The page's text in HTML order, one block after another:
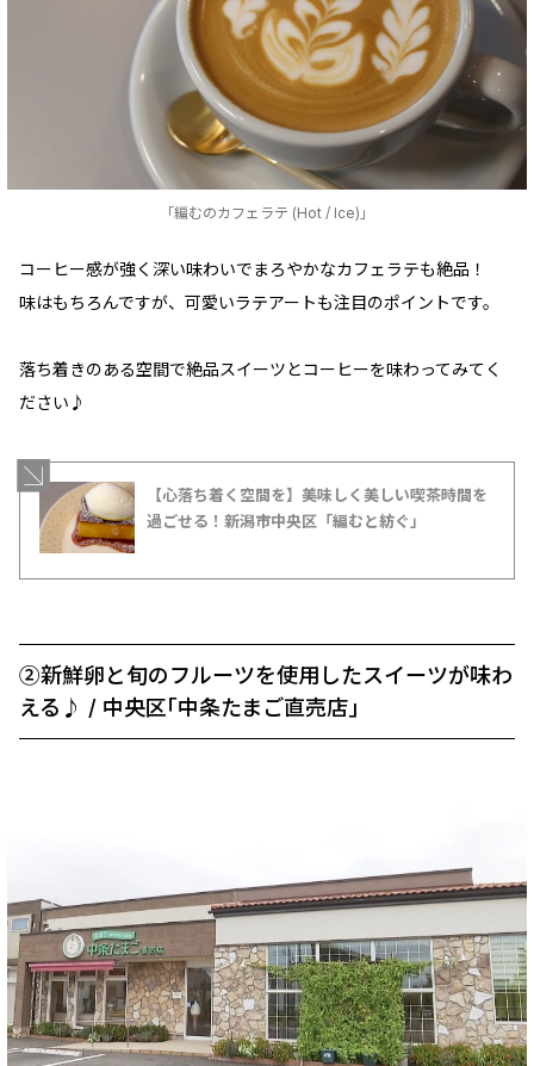
「編むのカフェラテ (Hot / Ice)」
コーヒー感が強く深い味わいでまろやかなカフェラテも絶品！
味はもちろんですが、可愛いラテアートも注目のポイントです。
落ち着きのある空間で絶品スイーツとコーヒーを味わってみてく
ださい♪
【心落ち着く空間を】美味しく美しい喫茶時間を
過ごせる！新潟市中央区「編むと紡ぐ」
②新鮮卵と旬のフルーツを使用したスイーツが味わ
える♪ / 中央区｢中条たまご直売店｣